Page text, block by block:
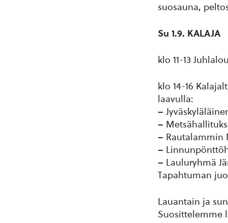
suosauna,
Su 1.9. KALAJA
klo 11-13
klo 14-16
laavulla:
–
–
– Rautalammin
–
– Lauluryhmä
Tapahtuman
Lauantain ja
Suosittelemme